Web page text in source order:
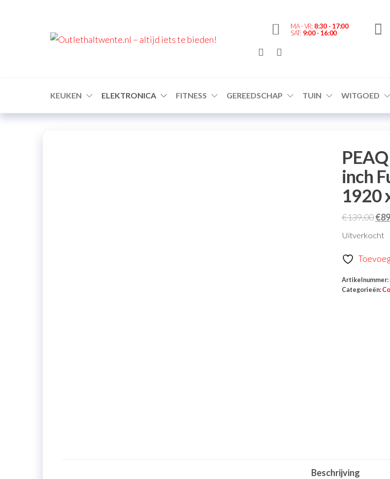
Outlethaltwente.nl
– altijd iets te
MA - VR: 8:30 - 17:00
SAT: 9:00 - 16:00
KEUKEN ELEKTRONICA FITNESS GEREEDSCHAP TUIN WITGOED
inch
1920
€139,00€
Uitverkocht
Artikelnummer:
Categorieën:
Beschrijving